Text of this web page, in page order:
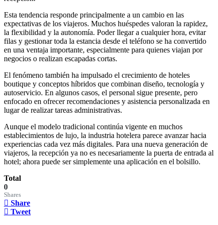
Esta tendencia responde principalmente a un cambio en las
expectativas de los viajeros. Muchos huéspedes valoran la rapidez,
la flexibilidad y la autonomía. Poder llegar a cualquier hora, evitar
filas y gestionar toda la estancia desde el teléfono se ha convertido
en una ventaja importante, especialmente para quienes viajan por
negocios o realizan escapadas cortas.
El fenómeno también ha impulsado el crecimiento de hoteles
boutique y conceptos híbridos que combinan diseño, tecnología y
autoservicio. En algunos casos, el personal sigue presente, pero
enfocado en ofrecer recomendaciones y asistencia personalizada en
lugar de realizar tareas administrativas.
Aunque el modelo tradicional continúa vigente en muchos
establecimientos de lujo, la industria hotelera parece avanzar hacia
experiencias cada vez más digitales. Para una nueva generación de
viajeros, la recepción ya no es necesariamente la puerta de entrada al
hotel; ahora puede ser simplemente una aplicación en el bolsillo.
Total
0
Shares
Share
Tweet